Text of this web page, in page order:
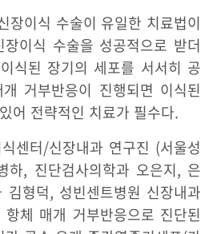
장이식 수술이 유일한 치료법이
이식 수술을 성공적으로 받더
식된 장기의 세포를 서서히 공
거부반응이 진행되면 이식된
어 전략적인 치료가 필수다.
센터/신장내과 연구진 (서울성
하, 진단검사의학과 오은지, 은
김형덕, 성빈센트병원 신장내과
체 매개 거부반응으로 진단된